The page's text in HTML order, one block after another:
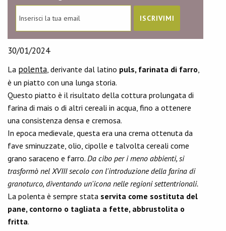
30/01/2024
La polenta, derivante dal latino puls, farinata di farro,
è un piatto con una lunga storia.
Questo piatto è il risultato della cottura prolungata di
farina di mais o di altri cereali in acqua, fino a ottenere
una consistenza densa e cremosa.
In epoca medievale, questa era una crema ottenuta da
fave sminuzzate, olio, cipolle e talvolta cereali come
grano saraceno e farro. Da cibo per i meno abbienti, si
trasformò nel XVIII secolo con l'introduzione della farina di
granoturco, diventando un'icona nelle regioni settentrionali.
La polenta è sempre stata servita come sostituta del
pane, contorno o tagliata a fette, abbrustolita o
fritta.